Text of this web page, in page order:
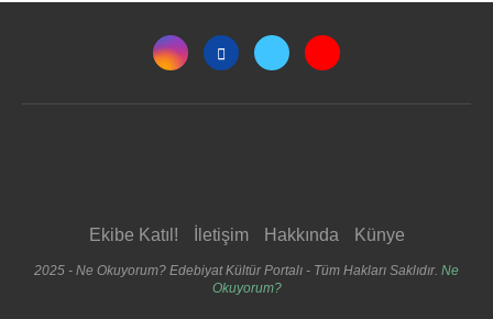
Ekibe Katıl! İletişim Hakkında Künye
2025 - Ne Okuyorum? Edebiyat Kültür Portalı - Tüm Hakları Saklıdır. Ne
Okuyorum?